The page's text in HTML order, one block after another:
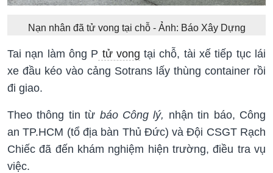
Nạn nhân đã tử vong tại chỗ - Ảnh: Báo Xây Dựng
Tai nạn làm ông P tử vong tại chỗ, tài xế tiếp tục lái
xe đầu kéo vào cảng Sotrans lấy thùng container rồi
đi giao.
Theo thông tin từ báo Công lý, nhận tin báo, Công
an TP.HCM (tổ địa bàn Thủ Đức) và Đội CSGT Rạch
Chiếc đã đến khám nghiệm hiện trường, điều tra vụ
việc.